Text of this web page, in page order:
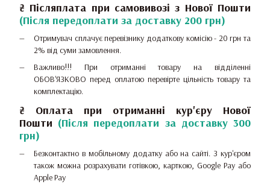
₴ Післяплата при самовивозі з Нової Пошти
(Після передоплати за доставку 200 грн)
Отримувач сплачує перевізнику додаткову комісію - 20 грн та
2% від суми замовлення.
Важливо!!! При отриманні товару на відділенні
ОБОВ'ЯЗКОВО перед оплатою перевірте цільність товару та
комплектацію.
₴ Оплата при отриманні кур'єру Нової
Пошти (Після передоплати за доставку 300
грн)
Безконтактно в мобільному додатку або на сайті.З кур'єром
також можна розрахувати готівкою, карткою, Google Pay або
Apple Pay